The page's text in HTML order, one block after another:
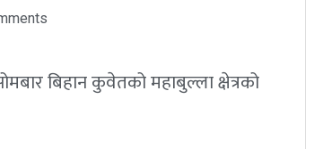
बिहान कुवेतको महाबुल्ला क्षेत्रको